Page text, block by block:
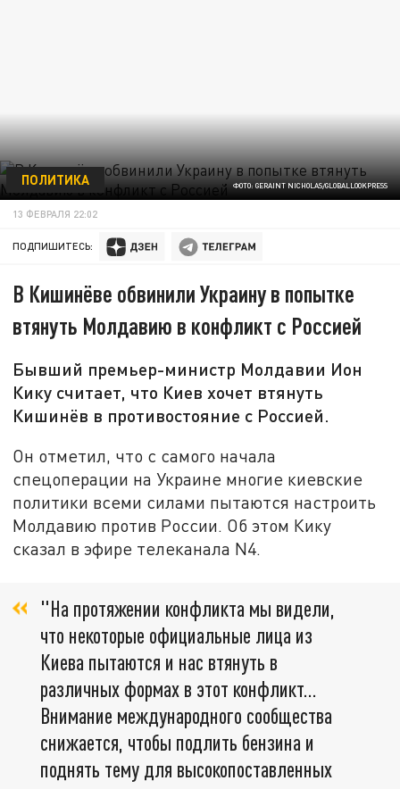
ФОТО: GERAINT NICHOLAS/GLOBALLOOKPRESS
ПОЛИТИКА
13 ФЕВРАЛЯ 22:02
ПОДПИШИТЕСЬ:
В Кишинёве обвинили Украину в попытке
втянуть Молдавию в конфликт с Россией
Бывший премьер-министр Молдавии Ион
Кику считает, что Киев хочет втянуть
Кишинёв в противостояние с Россией.
Он отметил, что с самого начала
спецоперации на Украине многие киевские
политики всеми силами пытаются настроить
Молдавию против России. Об этом Кику
сказал в эфире телеканала N4.
"На протяжении конфликта мы видели,
что некоторые официальные лица из
Киева пытаются и нас втянуть в
различных формах в этот конфликт…
Внимание международного сообщества
снижается, чтобы подлить бензина и
поднять тему для высокопоставленных